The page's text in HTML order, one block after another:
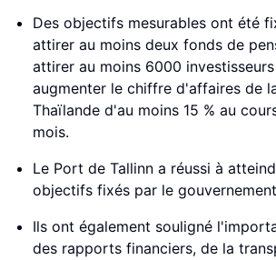
Des objectifs mesurables ont été
attirer au moins deux fonds de
attirer au moins 6000
augmenter le chiffre d'affaires de
Thaïlande d'au moins 15 % au
mois.
Le Port de Tallinn a réussi à
objectifs fixés par le
Ils ont également souligné
des rapports financiers, de la